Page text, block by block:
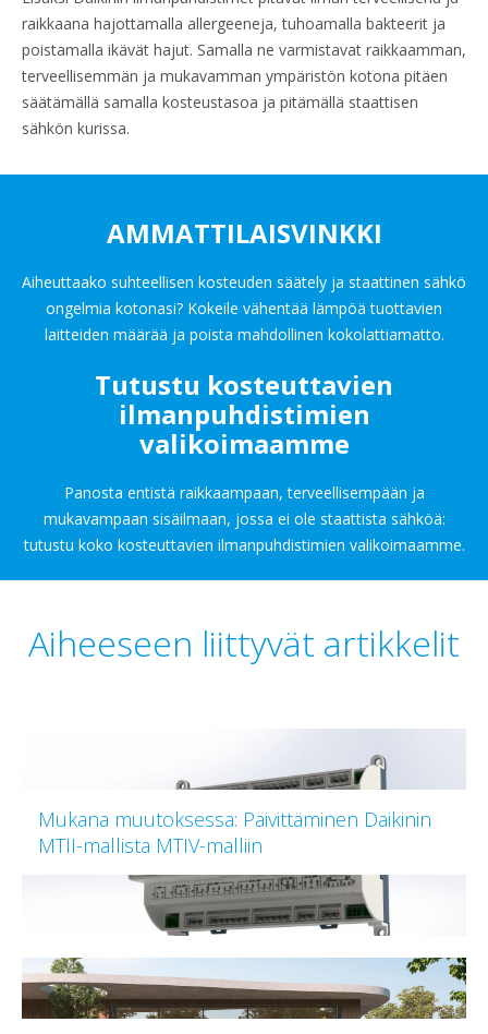
raikkaana hajottamalla allergeeneja, tuhoamalla bakteerit ja
poistamalla ikävät hajut. Samalla ne varmistavat raikkaamman,
terveellisemmän ja mukavamman ympäristön kotona pitäen
säätämällä samalla kosteustasoa ja pitämällä staattisen
sähkön kurissa.
AMMATTILAISVINKKI
Aiheuttaako suhteellisen kosteuden säätely ja staattinen sähkö
ongelmia kotonasi? Kokeile vähentää lämpöä tuottavien
laitteiden määrää ja poista mahdollinen kokolattiamatto.
Tutustu kosteuttavien
ilmanpuhdistimien
valikoimaamme
Panosta entistä raikkaampaan, terveellisempään ja
mukavampaan sisäilmaan, jossa ei ole staattista sähköä:
tutustu koko kosteuttavien ilmanpuhdistimien valikoimaamme.
Aiheeseen liittyvät artikkelit
Mukana muutoksessa: Päivittäminen Daikinin
MTII-mallista MTIV-malliin